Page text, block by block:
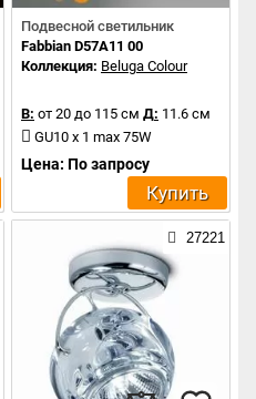
Подвесной светильник
Fabbian D57A11 00
Коллекция: Beluga Colour
В: от 20 до 115 см Д: 11.6 см
GU10 x 1 max 75W
Цена: По запросу
Купить
27221